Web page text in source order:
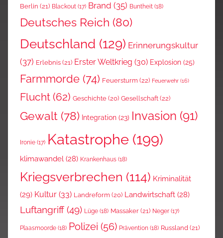
Berlin (21) Blackout (17) Brand (35) Buntheit (18)
Deutsches Reich (80)
Deutschland (129) Erinnerungskultur
(37) Erlebnis (21) Erster Weltkrieg (30) Explosion (25)
Farmmorde (74) Feuersturm (22) Feuerwehr (16)
Flucht (62) Geschichte (20) Gesellschaft(22)
Gewalt (78) Integration (23) Invasion (91)
Ironie (17) Katastrophe (199)
klimawandel (28) Krankenhaus (18)
Kriegsverbrechen (114) Kriminalität
(29) Kultur (33) Landreform (20) Landwirtschaft (28)
Luftangriff (49) Lüge (18) Massaker (21) Neger (17)
Plaasmoorde (18) Polizei (56) Prävention (18) Russland (21)